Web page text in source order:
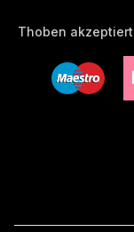
Thoben akzeptiert